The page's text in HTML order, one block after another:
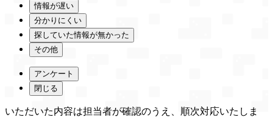
情報が遅い
分かりにくい
探していた情報が無かった
その他
アンケート
閉じる
いただいた内容は担当者が確認のうえ、順次対応いたしま